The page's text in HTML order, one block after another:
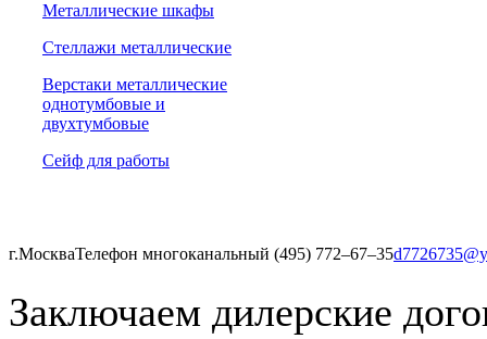
Металлические шкафы
Стеллажи металлические
Верстаки металлические
однотумбовые и
двухтумбовые
Сейф для работы
г.МоскваТелефон многоканальный (495) 772‒67‒35
Заключаем дилерские